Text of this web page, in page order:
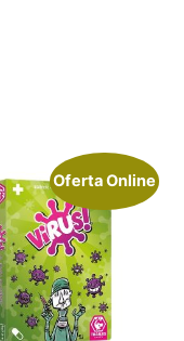
Oferta Online